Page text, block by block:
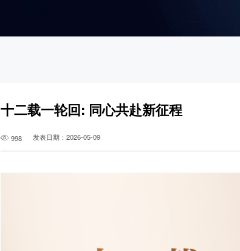
十二载一轮回: 同心共赴新征程
998 发表日期：2026-05-09